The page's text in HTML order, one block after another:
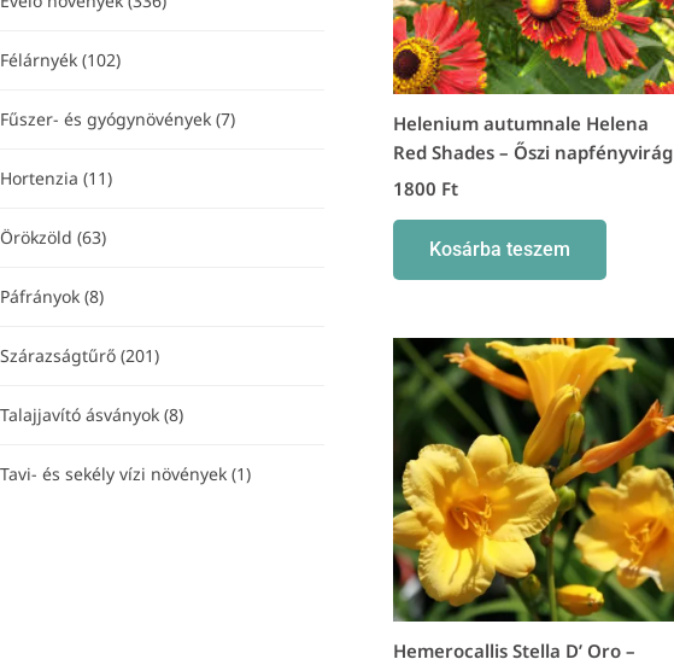
Félárnyék (102)
Fűszer- és gyógynövények (7)
Hortenzia (11)
Örökzöld (63)
Páfrányok (8)
Szárazságtűrő (201)
Talajjavító ásványok (8)
Tavi- és sekély vízi növények (1)
Helenium autumnale Helena
Red Shades – Őszi napfényvirág
1800 Ft
Kosárba teszem
Hemerocallis Stella D’ Oro –